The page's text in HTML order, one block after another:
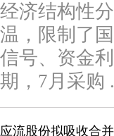
经济结构性
温，限制了
信号、资金
期，7月采购
应流股份拟吸收合